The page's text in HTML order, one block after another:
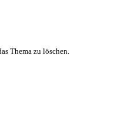
Thema zu löschen.